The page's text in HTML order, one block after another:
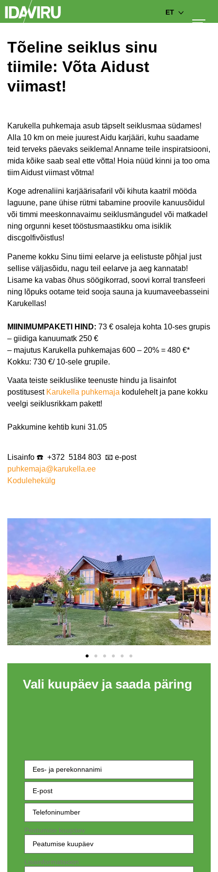
ET
Tõeline seiklus sinu
tiimile: Võta Aidust
viimast!
Karukella puhkemaja asub täpselt seiklusmaa südames!
Alla 10 km on meie juurest Aidu karjääri, kuhu saadame
teid terveks päevaks seiklema! Anname teile inspiratsiooni,
mida kõike saab seal ette võtta! Hoia nüüd kinni ja too oma
tiim Aidust viimast võtma!
Koge adrenaliini karjäärisafaril või kihuta kaatril mööda
laguune, pane ühise rütmi tabamine proovile kanuusõidul
või timmi meeskonnavaimu seiklusmängudel või matkadel
ning orgunni keset tööstusmaastikku oma isiklik
discgolfivõistlus!
Paneme kokku Sinu tiimi eelarve ja eelistuste põhjal just
sellise väljasõidu, nagu teil eelarve ja aeg kannatab!
Lisame ka vabas õhus söögikorrad, soovi korral transfeeri
ning lõpuks ootame teid sooja sauna ja kuumaveebasseini
Karukellas!
MIINIMUMPAKETI HIND: 73 € osaleja kohta 10-ses grupis
– giidiga kanuumatk 250 €
– majutus Karukella puhkemajas 600 – 20% = 480 €*
Kokku: 730 €/ 10-sele grupile.
Vaata teiste seikluslike teenuste hindu ja lisainfot
postitusest Karukella puhkemaja kodulehelt ja pane kokku
veelgi seiklusrikkam pakett!
Pakkumine kehtib kuni 31.05
Lisainfo ☎️ +372 5184 803 📧 e-post
puhkemaja@karukella.ee
Kodulehekülg
Vali kuupäev ja saada päring
perekonnanimi
E-
post(nõutav)
Telefoninumber(nõutav)
Peatumise kuupäev
Lisainformatsioon